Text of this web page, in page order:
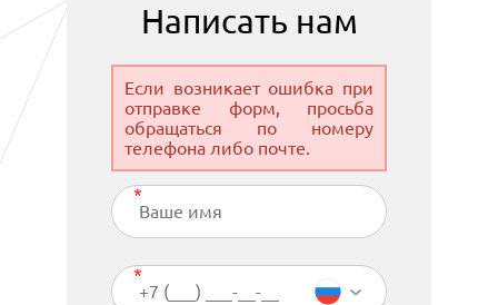
Написать нам
Если возникает ошибка при
отправке форм, просьба
обращаться по номеру
телефона либо почте.